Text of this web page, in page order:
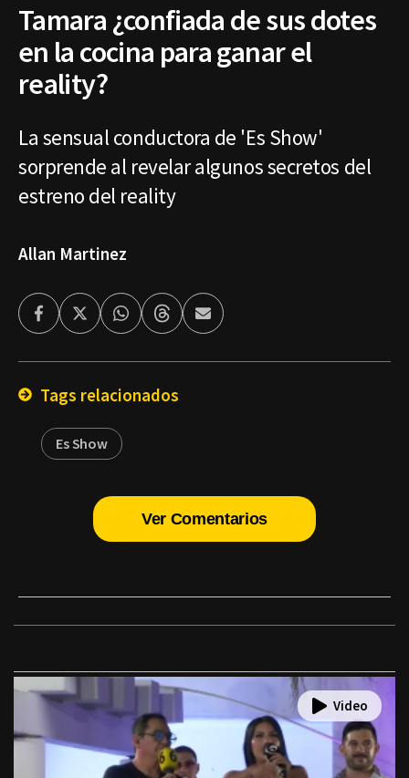
Tamara ¿confiada de sus dotes
en la cocina para ganar el
reality?
La sensual conductora de 'Es Show'
sorprende al revelar algunos secretos del
estreno del reality
Allan Martinez
FacebookTwitterWhatsappThreadsEnviar
por
Tags relacionados
Es Show
Ver Comentarios